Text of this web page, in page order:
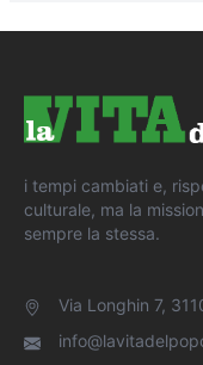
i tempi cambiati e,
culturale, ma la
sempre la stessa.
Via Longhin 7,